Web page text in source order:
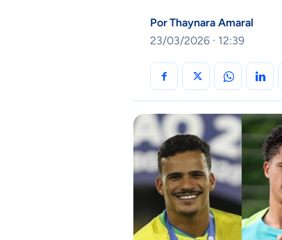
PorThaynara Amaral
23/03/2026 · 12:39